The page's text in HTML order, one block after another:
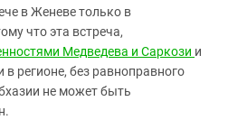
в Женеве только в
что эта встреча,
Медведева и Саркози и
регионе, без равноправного
не может быть